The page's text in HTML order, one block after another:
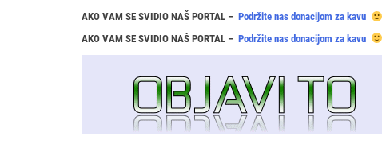
AKO VAM SE SVIDIO NAŠ PORTAL – Podržite nas donacijom za kavu
AKO VAM SE SVIDIO NAŠ PORTAL – Podržite nas donacijom za kavu